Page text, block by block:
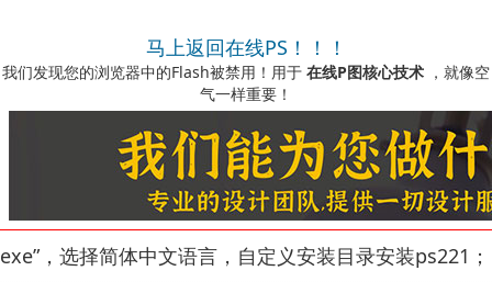
马上返回在线PS！！！
我们发现您的浏览器中的Flash被禁用！用于 在线P图核心技术 ，就像空
气一样重要！
如何启用它？-您可以在我们的视频说明中看到此处
exe”，选择简体中文语言，自定义安装目录安装ps221；